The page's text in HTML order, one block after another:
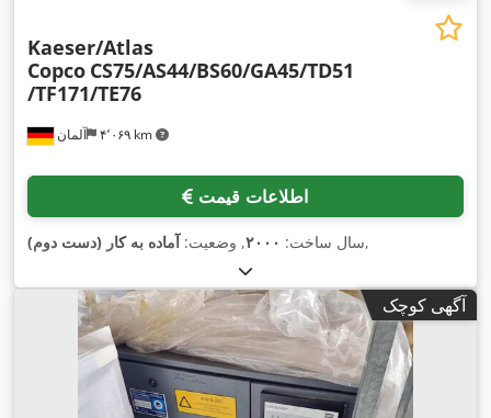
آلمان ۴٬۰۶۹ km
Kaeser/Atlas
Copco CS75/AS44/BS60/GA45/TD51
/TF171/TE76
اطلاعات قیمت
سال ساخت: ۲۰۰۰, وضعیت:آماده به کار (دست دوم) ,
آگهی کوچک